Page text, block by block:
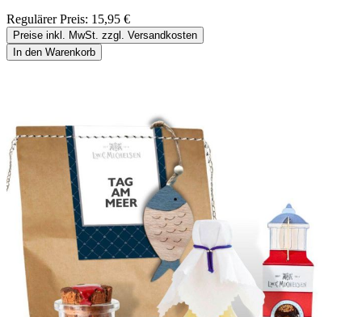
Regulärer Preis: 15,95 €
Preise inkl. MwSt. zzgl. Versandkosten
In den Warenkorb